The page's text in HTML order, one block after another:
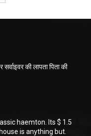
की लापता पिता की
haemton. Its $ 1.5
is anything but.